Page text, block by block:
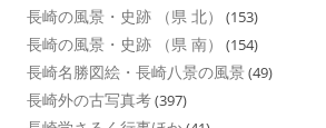
長崎の風景・史跡 （県 北） (153)
長崎の風景・史跡 （県 南） (154)
長崎名勝図絵・長崎八景の風景 (49)
長崎外の古写真考(397)